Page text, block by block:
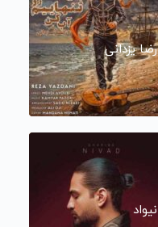
رضا یزدانی
نیواد